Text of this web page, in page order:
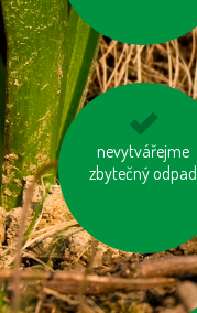
nevytvářejme
zbytečný odpad
zatepleme si dům